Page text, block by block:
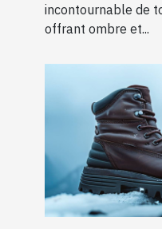
incontournable de
offrant ombre et...